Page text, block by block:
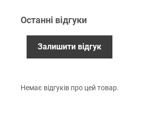
Гарантiя
12 місяців офіційної гарантії від
Для видалення іржі та шліфування
Особливості:
Постійно висока шліфувальна
Не ушкоджується при обробці
Останні відгуки
Залишити відгук
Немає відгуків про цей товар.